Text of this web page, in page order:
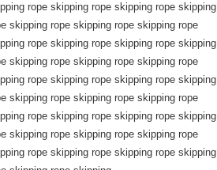
rope skipping rope skipping rope skipping
skipping rope skipping rope skipping rope
rope skipping rope skipping rope skipping
skipping rope skipping rope skipping rope
rope skipping rope skipping rope skipping
skipping rope skipping rope skipping rope
rope skipping rope skipping rope skipping
skipping rope skipping rope skipping rope
rope skipping rope skipping rope skipping